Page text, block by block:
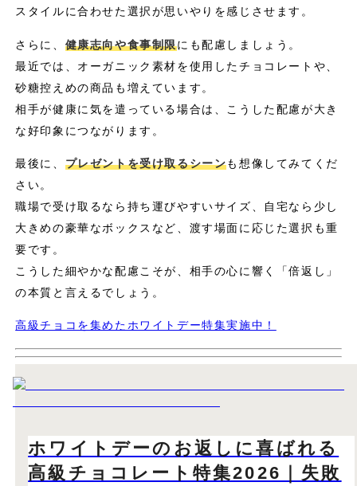
スタイルに合わせた選択が思いやりを感じさせます。
さらに、 健康志向や食事制限にも配慮しましょう。
最近では、オーガニック素材を使用したチョコレートや、
砂糖控えめの商品も増えています。
相手が健康に気を遣っている場合は、こうした配慮が大き
な好印象につながります。
最後に、 プレゼントを受け取るシーンも想像してみてくだ
さい。
職場で受け取るなら持ち運びやすいサイズ、自宅なら少し
大きめの豪華なボックスなど、渡す場面に応じた選択も重
要です。
こうした細やかな配慮こそが、相手の心に響く「倍返し」
の本質と言えるでしょう。
高級チョコを集めたホワイトデー特集実施中！
ホワイトデーのお返しに喜ばれる
高級チョコレート特集2026｜失敗